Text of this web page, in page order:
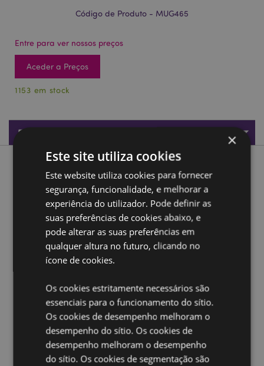
Código de Produto - MUG465
Entre para ver nossos preços
Aceder a Preços
1153 em stock
Especificações do Produto
Caneca de Porcelana Rãs tropicais
Material:Porcelana
Apto para alimentos:Sim
Apto para micro-ondas:Sim
Volume:300ml
Ampliar informação:
Quer saber mais acerca de comprar na Puckator?
a nossaGuia de informação para o cliente.
×
Este site utiliza cookies
Este website utiliza cookies para fornecer
segurança, funcionalidade, e melhorar a
experiência do utilizador. Pode definir as
suas preferências de cookies abaixo, e
pode alterar as suas preferências em
qualquer altura no futuro, clicando no
ícone de cookies.
Os cookies estritamente necessários são
essenciais para o funcionamento do sítio.
Os cookies de desempenho melhoram o
desempenho do sítio. Os cookies de
desempenho melhoram o desempenho
do sítio. Os cookies de segmentação são